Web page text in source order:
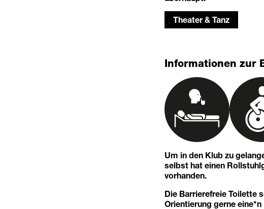
Theater & Tanz
Informationen zur
Um in den Klub zu
selbst hat einen
vorhanden.
Die Barrierefreie Toilette
Orientierung gerne